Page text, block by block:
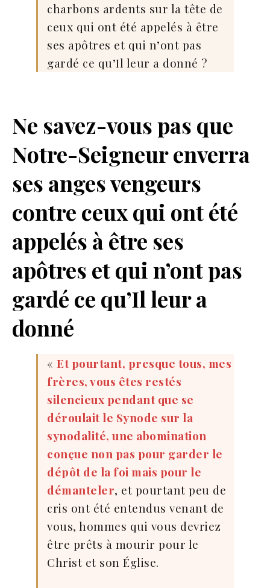
charbons ardents sur la tête de
ceux qui ont été appelés à être
ses apôtres et qui n’ont pas
gardé ce qu’Il leur a donné ?
Ne savez-vous pas que
Notre-Seigneur enverra
ses anges vengeurs
contre ceux qui ont été
appelés à être ses
apôtres et qui n’ont pas
gardé ce qu’Il leur a
donné
« Et pourtant, presque tous, mes
frères, vous êtes restés
silencieux pendant que se
déroulait le Synode sur la
synodalité, une abomination
conçue non pas pour garder le
dépôt de la foi mais pour le
démanteler, et pourtant peu de
cris ont été entendus venant de
vous, hommes qui vous devriez
être prêts à mourir pour le
Christ et son Église.